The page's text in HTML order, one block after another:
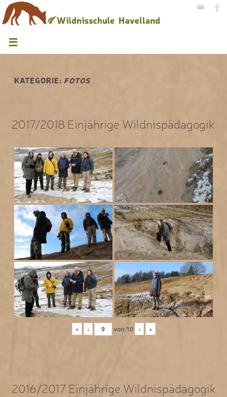
KATEGORIE: FOTOS
2017/2018 Einjährige Wildnispädagogik
« ‹ von 10 › »
2016/2017 Einjährige Wildnispädagogik